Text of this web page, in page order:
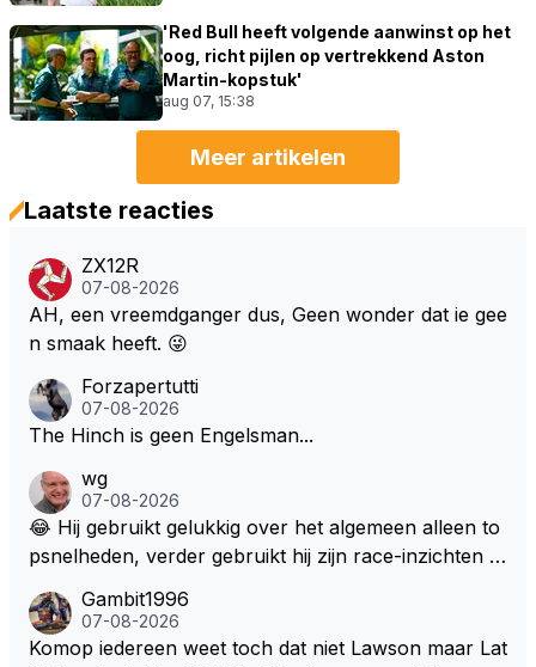
'Red Bull heeft volgende aanwinst op het
oog, richt pijlen op vertrekkend Aston
Martin-kopstuk'
aug 07, 15:38
Meer artikelen
Laatste reacties
ZX12R
07-08-2026
AH, een vreemdganger dus, Geen wonder dat ie gee
n smaak heeft. 😜
Forzapertutti
07-08-2026
The Hinch is geen Engelsman...
wg
07-08-2026
😂 Hij gebruikt gelukkig over het algemeen alleen to
psnelheden, verder gebruikt hij zijn race-inzichten q
een bocht zegt helemaal niets, dus wat dat betreft h
eeft hij sowieso gelijk 😂.
Gambit1996
07-08-2026
Komop iedereen weet toch dat niet Lawson maar Lat